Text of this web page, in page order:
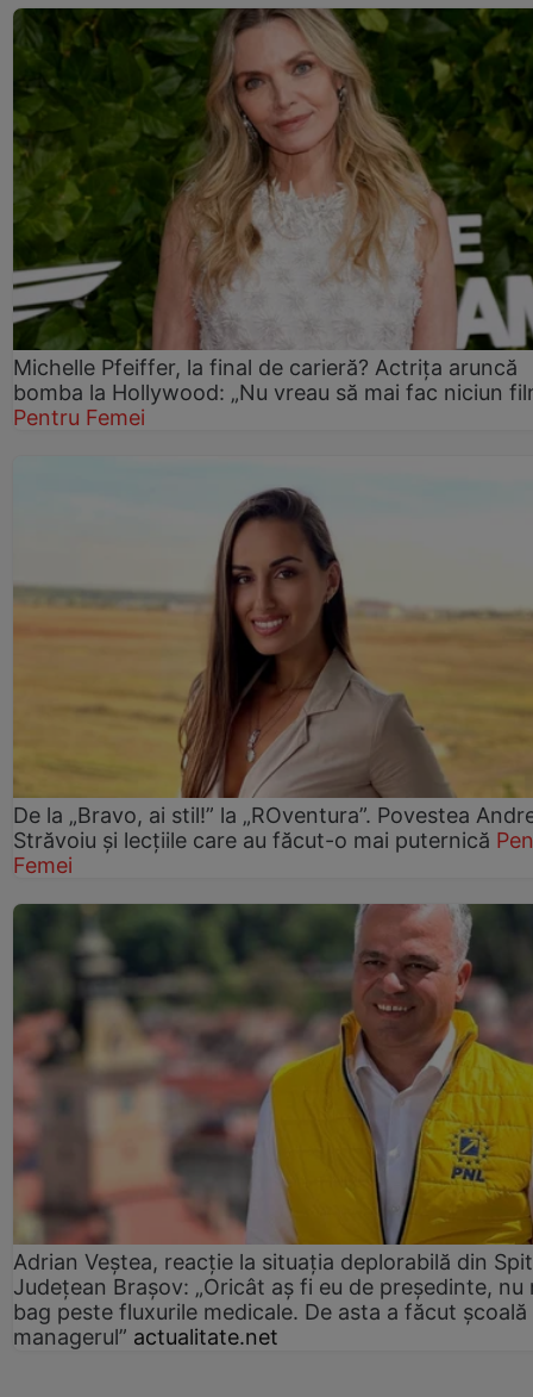
Michelle Pfeiffer, la final de carieră? Actrița aruncă
bomba la Hollywood: „Nu vreau să mai fac niciun
Pentru Femei
De la „Bravo, ai stil!” la „ROventura”. Povestea
Străvoiu și lecțiile care au făcut-o mai puternică
Femei
Adrian Veștea, reacție la situația deplorabilă din
Județean Brașov: „Oricât aș fi eu de președinte, nu
bag peste fluxurile medicale. De asta a făcut școală
managerul” actualitate.net